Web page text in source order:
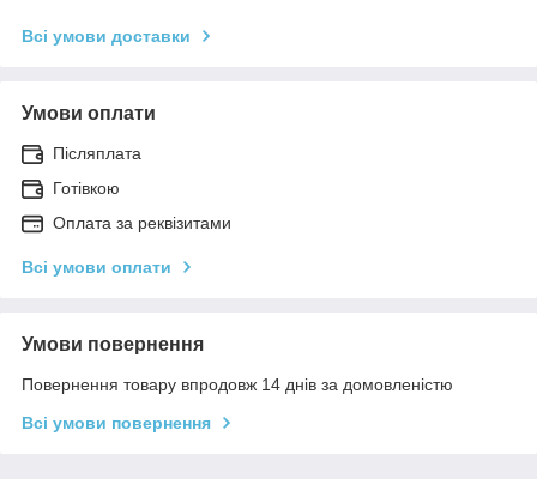
Всі умови доставки
Умови оплати
Післяплата
Готівкою
Оплата за реквізитами
Всі умови оплати
Умови повернення
Повернення товару впродовж 14 днів за домовленістю
Всі умови повернення